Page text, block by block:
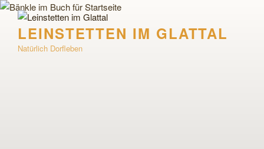
Zum
Inhalt
springenLEINSTETTEN IM GLATTAL
Natürlich Dorfleben